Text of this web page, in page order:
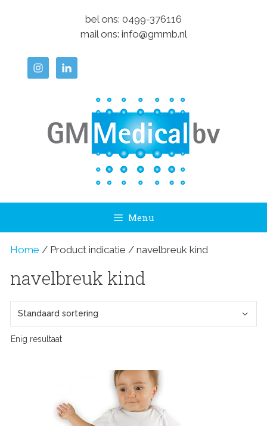
bel ons: 0499-376116
mail ons: info@gmmb.nl
Menu
Home / Product indicatie / navelbreuk kind
navelbreuk kind
Enig resultaat